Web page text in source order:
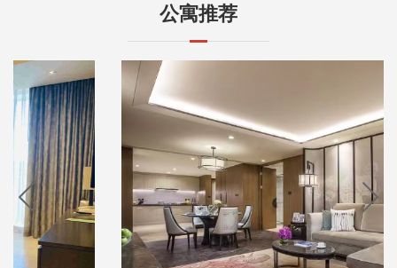
公寓推荐